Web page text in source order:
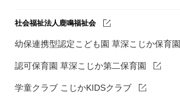
社会福祉法人鹿鳴福祉会
幼保連携型認定こども園 草深こじか保育園
認可保育園 草深こじか第二保育園
学童クラブ こじかKIDSクラブ